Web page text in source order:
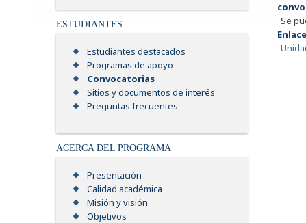
ESTUDIANTES
Estudiantes destacados
Programas de apoyo
Convocatorias
Sitios y documentos de interés
Preguntas frecuentes
ACERCA DEL PROGRAMA
Presentación
Calidad académica
Misión y visión
Objetivos
Se